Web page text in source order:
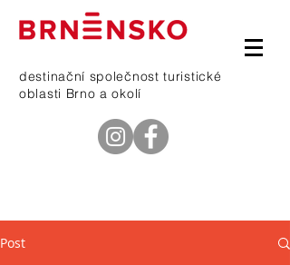
destinační společnost turistické
oblasti Brno a okolí
Post